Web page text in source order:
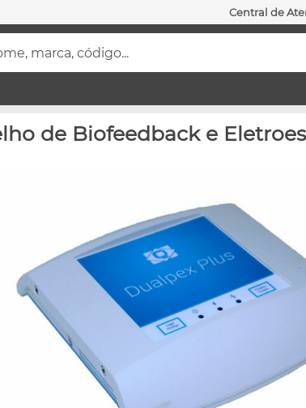
Central de
marca, código...
de Biofeedback e